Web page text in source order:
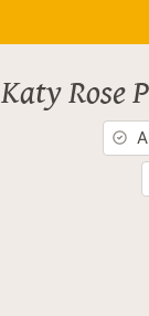
Katy Rose